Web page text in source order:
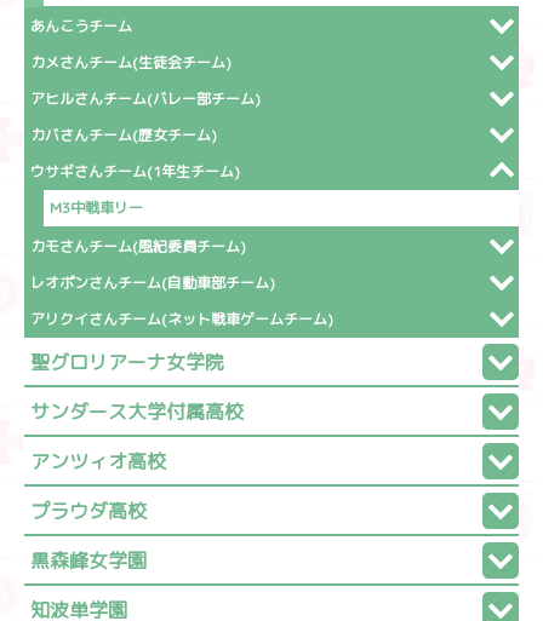
あんこうチーム
カメさんチーム(生徒会チーム)
アヒルさんチーム(バレー部チーム)
カバさんチーム(歴女チーム)
ウサギさんチーム(1年生チーム)
M3中戦車リー
カモさんチーム(風紀委員チーム)
レオポンさんチーム(自動車部チーム)
アリクイさんチーム(ネット戦車ゲームチーム)
聖グロリアーナ女学院
サンダース大学付属高校
アンツィオ高校
プラウダ高校
黒森峰女学園
知波単学園